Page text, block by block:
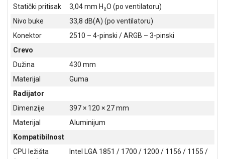
Statički pritisak
3,04 mm H₂O (po ventilatoru)
Nivo buke
33,8 dB(A) (po ventilatoru)
Konektor
2510 – 4-pinski / ARGB – 3-pinski
Crevo
Dužina
430 mm
Materijal
Guma
Radijator
Dimenzije
397 × 120 × 27 mm
Materijal
Aluminijum
Kompatibilnost
CPU ležišta
Intel LGA 1851 / 1700 / 1200 / 1156 / 1155 /